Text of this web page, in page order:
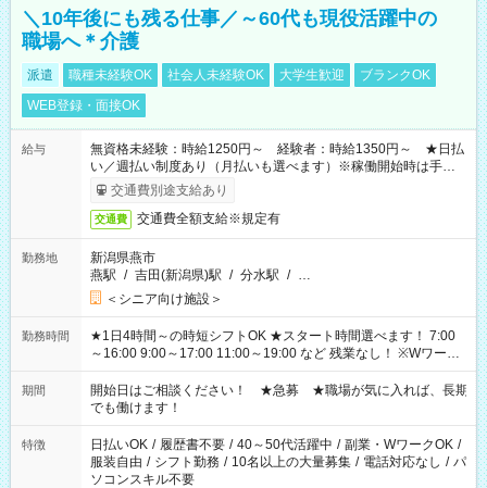
＼10年後にも残る仕事／～60代も現役活躍中の
職場へ＊介護
派遣 職種未経験OK 社会人未経験OK 大学生歓迎
ブランクOK
WEB登録・面接OK
給与
無資格未経験：時給1250円～ 経験者：時給1350円～ ★日払
い／週払い制度あり（月払いも選べます）※稼働開始時は手続き
完了次第のお支払いとなります。
交通費別途支給あり
交通費 交通費全額支給※規定有
勤務地
新潟県燕市
燕駅 / 吉田(新潟県)駅 / 分水駅 / …
＜シニア向け施設＞
勤務時間
★1日4時間～の時短シフトOK ★スタート時間選べます！ 7:00
～16:00 9:00～17:00 11:00～19:00 など 残業なし！ ※Wワーク
の場合、他のお仕事と合わせ週40時間超の就業はご案内できま
せん ※法令に基づき、週20時間以上勤務は社会保険への加入対
象となります ※労働者派遣法（日雇い派遣の原則禁止）によ
り、短時間・短期間の就業はご案内が難しい場合があります
期間
開始日はご相談ください！ ★急募 ★職場が気に入れば、長期
でも働けます！
特徴 日払いOK / 履歴書不要 / 40～50代活躍中 / 副業・WワークOK /
服装自由 / シフト勤務 / 10名以上の大量募集 / 電話対応なし / パ
ソコンスキル不要